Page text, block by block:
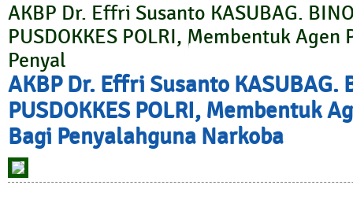
AKBP Dr. Effri Susanto KASUBAG.
PUSDOKKES POLRI, Membentuk Agen
Penyal
AKBP Dr. Effri Susanto KASUBAG.
PUSDOKKES POLRI, Membentuk
Bagi Penyalahguna Narkoba